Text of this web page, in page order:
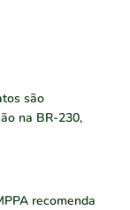
são
na BR-230,
recomenda